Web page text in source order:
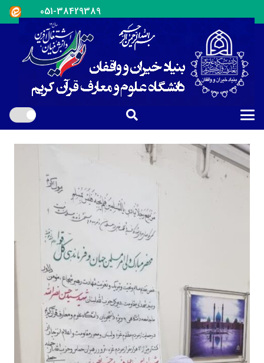
051-38429389